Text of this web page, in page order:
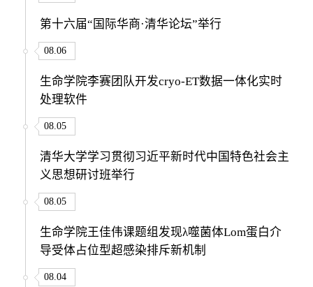
第十六届“国际华商·清华论坛”举行
08.06
生命学院李赛团队开发cryo-ET数据一体化实时
处理软件
08.05
清华大学学习贯彻习近平新时代中国特色社会主
义思想研讨班举行
08.05
生命学院王佳伟课题组发现λ噬菌体Lom蛋白介
导受体占位型超感染排斥新机制
08.04